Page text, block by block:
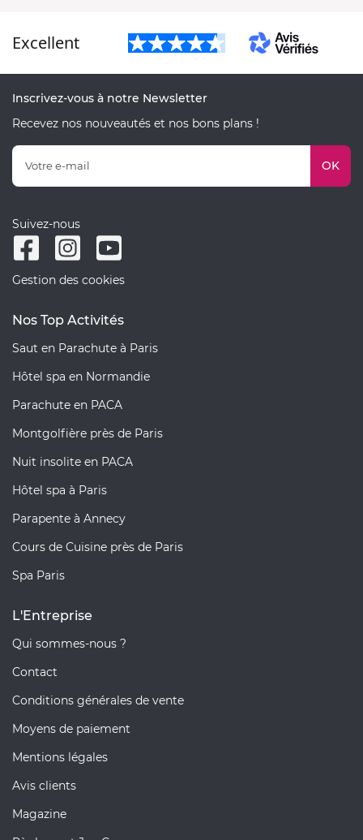
Excellent
Inscrivez-vous à notre Newsletter
Recevez nos nouveautés et nos bons plans !
OK
Suivez-nous
Gestion des cookies
Nos Top Activités
Saut en Parachute à Paris
Hôtel spa en Normandie
Parachute en PACA
Montgolfière près de Paris
Nuit insolite en PACA
Hôtel spa à Paris
Parapente à Annecy
Cours de Cuisine près de Paris
Spa Paris
L'Entreprise
Qui sommes-nous ?
Contact
Conditions générales de vente
Moyens de paiement
Mentions légales
Avis clients
Magazine